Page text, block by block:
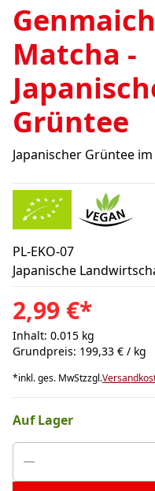
Matcha -
Grüntee
Japanischer Grüntee
PL-EKO-07
Japanische
2,99 €*
Inhalt: 0.015 kg
Grundpreis: 199,33 € / kg
*inkl. ges. MwStzzgl.
Auf Lager